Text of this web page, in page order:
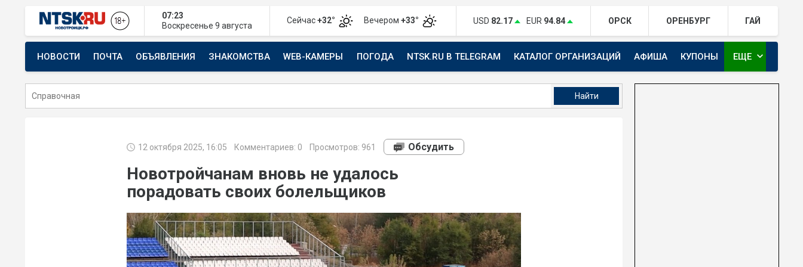
07:23
Воскресенье 9 августа
Сейчас+32° Вечером+33° USD 82.17 EUR 94.84 ОРСК ОРЕНБУРГ ГАЙ
НОВОСТИ ПОЧТА ОБЪЯВЛЕНИЯ ЗНАКОМСТВА WEB-КАМЕРЫ ПОГОДА NTSK.RU В TELEGRAM КАТАЛОГ ОРГАНИЗАЦИЙ АФИША КУПОНЫ
СТРОИТЕЛЬСТВО И РЕМОНТ АВТО ТЕЛЕКАНАЛ ЕВРАЗИЯ
ЕЩЕ expand_more
12 октября 2025, 16:05 Комментариев: 0 Просмотров: 961 Обсудить
Новотройчанам вновь не удалось
порадовать своих болельщиков